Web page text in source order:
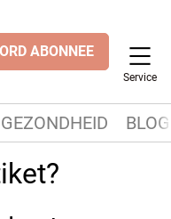
ABONNEE
Service
GEZONDHEID